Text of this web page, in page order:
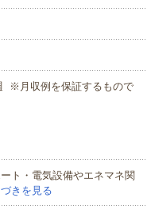
※月収例を保証するもので
ト・電気設備やエネマネ関
きを見る